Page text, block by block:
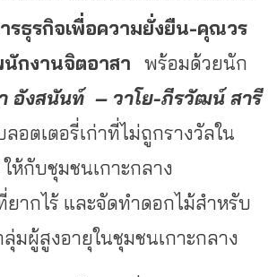
ธุรกิจเพื่อความยั่งยืน-คุณวร
กงานจิตอาสา พร้อมด้วยนัก
อังสนันท์ – วาโย-ภีรวัฒน์ สารี
อตเตอรี่เก่าที่ไม่ถูกรางวัลใน
ให้กับชุมชนเกาะกลาง
ากไร้ และจัดทำดอกไม้สำหรับ
มผู้สูงอายุในชุมชนเกาะกลาง